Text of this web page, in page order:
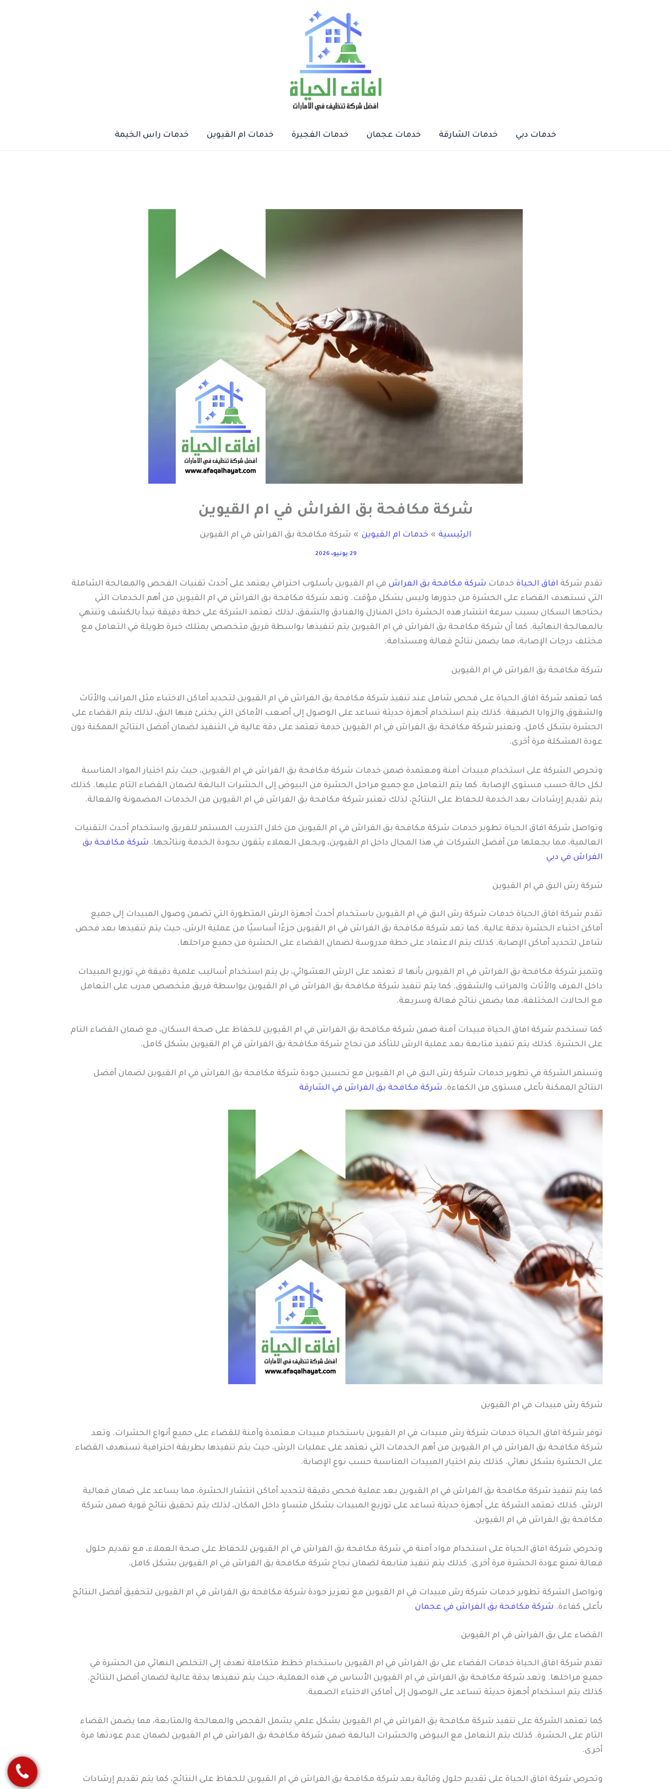
خدمات دبي خدمات الشارقة خدمات عجمان خدمات الفجيرة خدمات ام القيوين خدمات راس الخيمة
شركة مكافحة بق الفراش في ام القيوين
الرئيسية خدمات ام القيوين شركة مكافحة بق الفراش في ام القيوين
29 يونيو، 2026
تقدم شركة افاق الحياة خدمات شركة مكافحة بق الفراش في ام القيوين بأسلوب احترافي يعتمد على أحدث تقنيات الفحص والمعالجة الشاملة
التي تستهدف القضاء على الحشرة من جذورها وليس بشكل مؤقت. وتعد شركة مكافحة بق الفراش في ام القيوين من أهم الخدمات التي
يحتاجها السكان بسبب سرعة انتشار هذه الحشرة داخل المنازل والفنادق والشقق، لذلك تعتمد الشركة على خطة دقيقة تبدأ بالكشف وتنتهي
بالمعالجة النهائية. كما أن شركة مكافحة بق الفراش في ام القيوين يتم تنفيذها بواسطة فريق متخصص يمتلك خبرة طويلة في التعامل مع
مختلف درجات الإصابة، مما يضمن نتائج فعالة ومستدامة.
شركة مكافحة بق الفراش في ام القيوين
كما تعتمد شركة افاق الحياة على فحص شامل عند تنفيذ شركة مكافحة بق الفراش في ام القيوين لتحديد أماكن الاختباء مثل المراتب والأثاث
والشقوق والزوايا الضيقة. كذلك يتم استخدام أجهزة حديثة تساعد على الوصول إلى أصعب الأماكن التي يختبئ فيها البق، لذلك يتم القضاء على
الحشرة بشكل كامل. وتعتبر شركة مكافحة بق الفراش في ام القيوين خدمة تعتمد على دقة عالية في التنفيذ لضمان أفضل النتائج الممكنة دون
عودة المشكلة مرة أخرى.
وتحرص الشركة على استخدام مبيدات آمنة ومعتمدة ضمن خدمات شركة مكافحة بق الفراش في ام القيوين، حيث يتم اختيار المواد المناسبة
لكل حالة حسب مستوى الإصابة. كما يتم التعامل مع جميع مراحل الحشرة من البيوض إلى الحشرات البالغة لضمان القضاء التام عليها. كذلك
يتم تقديم إرشادات بعد الخدمة للحفاظ على النتائج، لذلك تعتبر شركة مكافحة بق الفراش في ام القيوين من الخدمات المضمونة والفعالة.
وتواصل شركة افاق الحياة تطوير خدمات شركة مكافحة بق الفراش في ام القيوين من خلال التدريب المستمر للفريق واستخدام أحدث التقنيات
العالمية، مما يجعلها من أفضل الشركات في هذا المجال داخل ام القيوين، ويجعل العملاء يثقون بجودة الخدمة ونتائجها. شركة مكافحة بق
الفراش في دبي
شركة رش البق في ام القيوين
تقدم شركة افاق الحياة خدمات شركة رش البق في ام القيوين باستخدام أحدث أجهزة الرش المتطورة التي تضمن وصول المبيدات إلى جميع
أماكن اختباء الحشرة بدقة عالية. كما تعد شركة مكافحة بق الفراش في ام القيوين جزءًا أساسيًا من عملية الرش، حيث يتم تنفيذها بعد فحص
شامل لتحديد أماكن الإصابة. كذلك يتم الاعتماد على خطة مدروسة لضمان القضاء على الحشرة من جميع مراحلها.
وتتميز شركة مكافحة بق الفراش في ام القيوين بأنها لا تعتمد على الرش العشوائي، بل يتم استخدام أساليب علمية دقيقة في توزيع المبيدات
داخل الغرف والأثاث والمراتب والشقوق. كما يتم تنفيذ شركة مكافحة بق الفراش في ام القيوين بواسطة فريق متخصص مدرب على التعامل
مع الحالات المختلفة، مما يضمن نتائج فعالة وسريعة.
كما تستخدم شركة افاق الحياة مبيدات آمنة ضمن شركة مكافحة بق الفراش في ام القيوين للحفاظ على صحة السكان، مع ضمان القضاء التام
على الحشرة. كذلك يتم تنفيذ متابعة بعد عملية الرش للتأكد من نجاح شركة مكافحة بق الفراش في ام القيوين بشكل كامل.
وتستمر الشركة في تطوير خدمات شركة رش البق في ام القيوين مع تحسين جودة شركة مكافحة بق الفراش في ام القيوين لضمان أفضل
النتائج الممكنة بأعلى مستوى من الكفاءة. شركة مكافحة بق الفراش في الشارقة
شركة رش مبيدات في ام القيوين
توفر شركة افاق الحياة خدمات شركة رش مبيدات في ام القيوين باستخدام مبيدات معتمدة وآمنة للقضاء على جميع أنواع الحشرات. وتعد
شركة مكافحة بق الفراش في ام القيوين من أهم الخدمات التي تعتمد على عمليات الرش، حيث يتم تنفيذها بطريقة احترافية تستهدف القضاء
على الحشرة بشكل نهائي. كذلك يتم اختيار المبيدات المناسبة حسب نوع الإصابة.
كما يتم تنفيذ شركة مكافحة بق الفراش في ام القيوين بعد عملية فحص دقيقة لتحديد أماكن انتشار الحشرة، مما يساعد على ضمان فعالية
الرش. كذلك تعتمد الشركة على أجهزة حديثة تساعد على توزيع المبيدات بشكل متساوٍ داخل المكان، لذلك يتم تحقيق نتائج قوية ضمن شركة
مكافحة بق الفراش في ام القيوين.
وتحرص شركة افاق الحياة على استخدام مواد آمنة في شركة مكافحة بق الفراش في ام القيوين للحفاظ على صحة العملاء، مع تقديم حلول
فعالة تمنع عودة الحشرة مرة أخرى. كذلك يتم تنفيذ متابعة لضمان نجاح شركة مكافحة بق الفراش في ام القيوين بشكل كامل.
وتواصل الشركة تطوير خدمات شركة رش مبيدات في ام القيوين مع تعزيز جودة شركة مكافحة بق الفراش في ام القيوين لتحقيق أفضل النتائج
بأعلى كفاءة. شركة مكافحة بق الفراش في عجمان
القضاء على بق الفراش في ام القيوين
تقدم شركة افاق الحياة خدمات القضاء على بق الفراش في ام القيوين باستخدام خطط متكاملة تهدف إلى التخلص النهائي من الحشرة في
جميع مراحلها. وتعد شركة مكافحة بق الفراش في ام القيوين الأساس في هذه العملية، حيث يتم تنفيذها بدقة عالية لضمان أفضل النتائج.
كذلك يتم استخدام أجهزة حديثة تساعد على الوصول إلى أماكن الاختباء الصعبة.
كما تعتمد الشركة على تنفيذ شركة مكافحة بق الفراش في ام القيوين بشكل علمي يشمل الفحص والمعالجة والمتابعة، مما يضمن القضاء
التام على الحشرة. كذلك يتم التعامل مع البيوض والحشرات البالغة ضمن شركة مكافحة بق الفراش في ام القيوين لضمان عدم عودتها مرة
أخرى.
وتحرص شركة افاق الحياة على تقديم حلول وقائية بعد شركة مكافحة بق الفراش في ام القيوين للحفاظ على النتائج، كما يتم تقديم إرشادات